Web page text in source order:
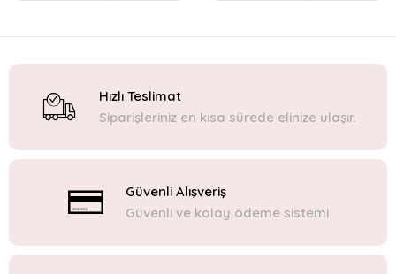
Hızlı Teslimat
Siparişleriniz en kısa sürede elinize ulaşır.
Güvenli Alışveriş
Güvenli ve kolay ödeme sistemi